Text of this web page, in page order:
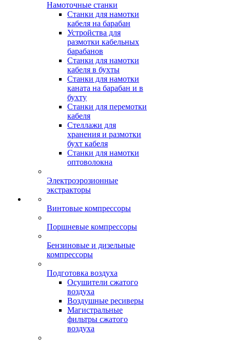
Намоточные станки
Станки для намотки
кабеля на барабан
Устройства для
размотки кабельных
барабанов
Станки для намотки
кабеля в бухты
Станки для намотки
каната на барабан и в
бухту
Станки для перемотки
кабеля
Стеллажи для
хранения и размотки
бухт кабеля
Станки для намотки
оптоволокна
Электроэрозионные
экстракторы
Винтовые компрессоры
Поршневые компрессоры
Бензиновые и дизельные
компрессоры
Подготовка воздуха
Осушители сжатого
воздуха
Воздушные ресиверы
Магистральные
фильтры сжатого
воздуха